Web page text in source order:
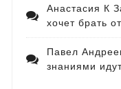
Анастасия К
хочет брать
Павел
знаниями